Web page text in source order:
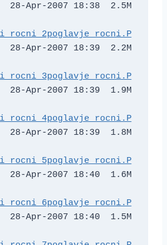
28-Apr-2007 18:38  2.5M
28-Apr-2007 18:39  2.2M
28-Apr-2007 18:39  1.9M
28-Apr-2007 18:39  1.8M
28-Apr-2007 18:40  1.6M
28-Apr-2007 18:40  1.5M